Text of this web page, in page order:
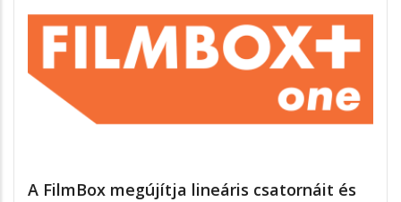
A FilmBox megújítja lineáris csatornáit és